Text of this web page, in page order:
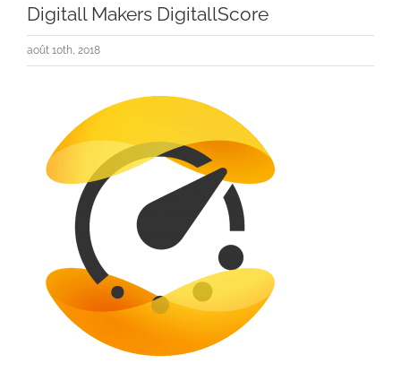
Digitall Makers DigitallScore
août 10th, 2018